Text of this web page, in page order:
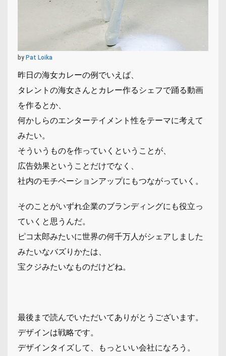
by Pat Loika
昨日の海女カレーの例でいえば、
タレントの海女さんとカレー作るシェフで踊る動画
を作るとか、
何かしらのエンターテイメント性をテーマに考えて
みたい。
そういうものを作っていくということが、
広告効果ということだけでなく、
社内のモチベーションアップにもつながっていく。
そのことがいずれ企業のブランディングにも役立っ
ていくと思うんだ。
ピコ太郎みたいに世界の何千万人がシェアしました
みたいなバズりかたは、
宝クジみたいなものだけどね。
最後まで読んでいただいてありがとうございます。
デザインは戦略です。
デザインタイズして、もっといい会社になろう。